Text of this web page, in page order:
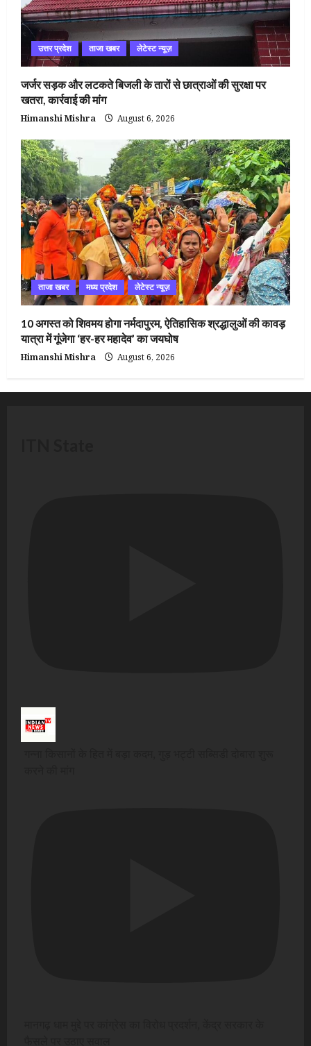
उत्तर प्रदेश ताजा खबर लेटेस्ट न्यूज़
जर्जर सड़क और लटकते बिजली के तारों से छात्राओं की सुरक्षा पर
खतरा, कार्रवाई की मांग
Himanshi Mishra August 6, 2026
ताजा खबर मध्य प्रदेश लेटेस्ट न्यूज़
10 अगस्त को शिवमय होगा नर्मदापुरम, ऐतिहासिक श्रद्धालुओं की कावड़
यात्रा में गूंजेगा ‘हर-हर महादेव’ का जयघोष
Himanshi Mishra August 6, 2026